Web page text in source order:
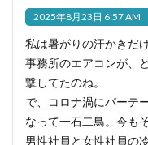
2025年8月23日 6:57 AM
私は暑がりの汗かきだ
事務所のエアコンが、
撃してたのね。
で、コロナ渦にパーテ
なって一石二鳥。今も
男性社員と女性社員の